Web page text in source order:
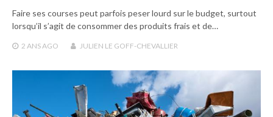
Faire ses courses peut parfois peser lourd sur le budget, surtout
lorsqu’il s’agit de consommer des produits frais et de…
2 ANS AGO JULIEN LE GOFF-CHEVALLIER